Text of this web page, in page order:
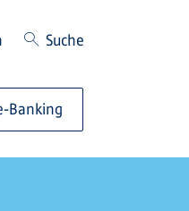
Suche
Banking